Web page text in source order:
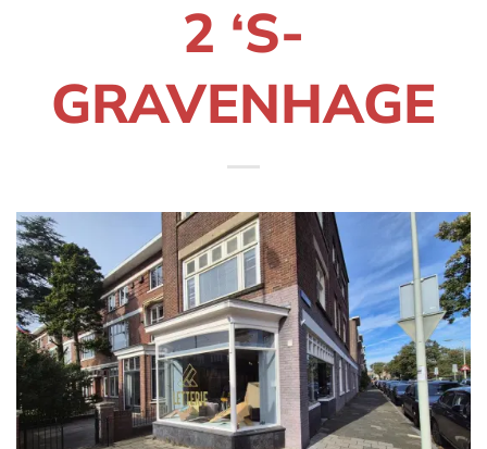
2 ‘S-
GRAVENHAGE